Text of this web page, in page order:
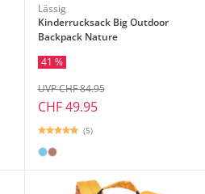
Lässig
Kinderrucksack Big Outdoor
Backpack Nature
41 %
CHF 49.95
UVP CHF 84.95
(5)